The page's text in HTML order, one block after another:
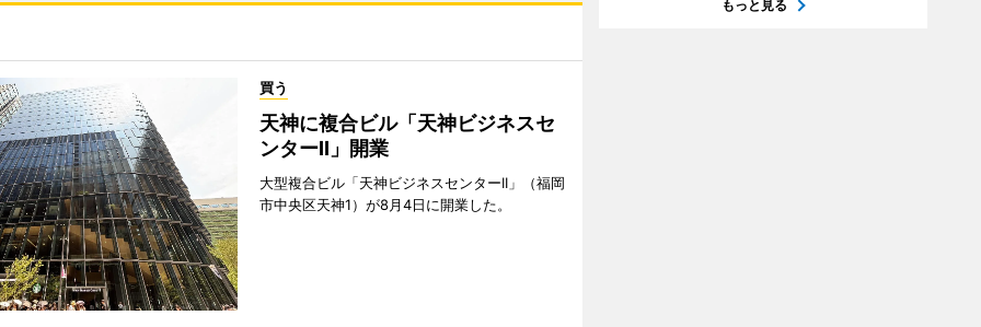
買う
天神に複合ビル「天神ビジネスセ
ンターII」開業
大型複合ビル「天神ビジネスセンターII」（福岡
市中央区天神1）が8月4日に開業した。
もっと見る